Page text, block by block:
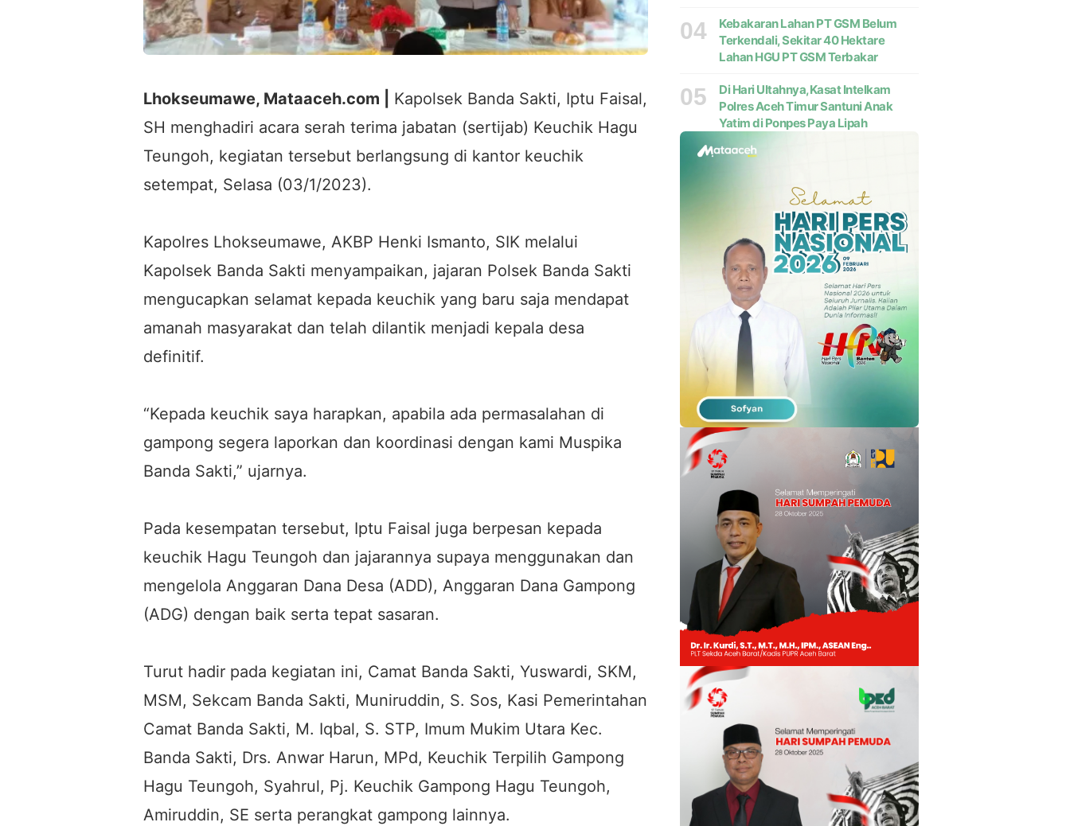
Lhokseumawe, Mataaceh.com |
Kapolsek Banda Sakti, Iptu Faisal,
SH menghadiri acara serah terima jabatan (sertijab) Keuchik Hagu
Teungoh, kegiatan tersebut berlangsung di kantor keuchik
setempat, Selasa (03/1/2023).
Kapolres Lhokseumawe, AKBP Henki Ismanto, SIK melalui
Kapolsek Banda Sakti menyampaikan, jajaran Polsek Banda Sakti
mengucapkan selamat kepada keuchik yang baru saja mendapat
amanah masyarakat dan telah dilantik menjadi kepala desa
definitif.
“Kepada keuchik saya harapkan, apabila ada permasalahan di
gampong segera laporkan dan koordinasi dengan kami Muspika
Banda Sakti,” ujarnya.
Pada kesempatan tersebut, Iptu Faisal juga berpesan kepada
keuchik Hagu Teungoh dan jajarannya supaya menggunakan dan
mengelola Anggaran Dana Desa (ADD), Anggaran Dana Gampong
(ADG) dengan baik serta tepat sasaran.
Turut hadir pada kegiatan ini, Camat Banda Sakti, Yuswardi, SKM,
MSM, Sekcam Banda Sakti, Muniruddin, S. Sos, Kasi Pemerintahan
Camat Banda Sakti, M. Iqbal, S. STP, Imum Mukim Utara Kec.
Banda Sakti, Drs. Anwar Harun, MPd, Keuchik Terpilih Gampong
Hagu Teungoh, Syahrul, Pj. Keuchik Gampong Hagu Teungoh,
Amiruddin, SE serta perangkat gampong lainnya.
04
Kebakaran Lahan PT GSM Belum
Terkendali, Sekitar 40 Hektare
Lahan HGU PT GSM Terbakar
05
Di Hari Ultahnya,Kasat Intelkam
Polres Aceh Timur Santuni Anak
Yatim di Ponpes Paya Lipah